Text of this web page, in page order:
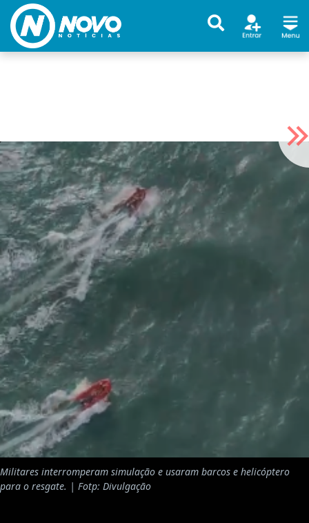
Militares interromperam simulação e usaram barcos e helicóptero
para o resgate. | Fotp: Divulgação